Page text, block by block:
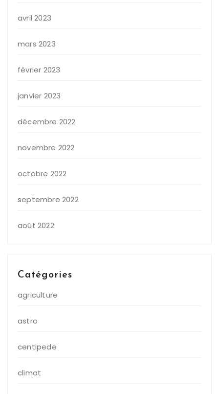
avril 2023
mars 2023
février 2023
janvier 2023
décembre 2022
novembre 2022
octobre 2022
septembre 2022
août 2022
Catégories
agriculture
astro
centipede
climat